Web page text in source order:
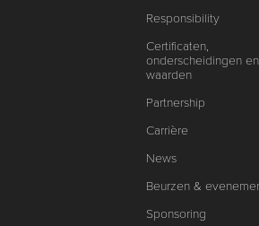
Responsibility
Certificaten,
onderscheidingen en
waarden
Partnership
Carrière
News
Beurzen &
Sponsoring